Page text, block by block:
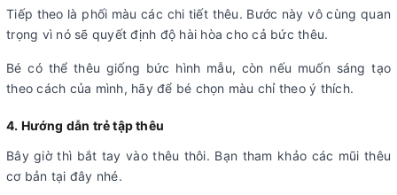
Tiếp theo là phối màu các chi tiết thêu. Bước này vô cùng quan
trọng vì nó sẽ quyết định độ hài hòa cho cả bức thêu.
Bé có thể thêu giống bức hình mẫu, còn nếu muốn sáng tạo
theo cách của mình, hãy để bé chọn màu chỉ theo ý thích.
4. Hướng dẫn trẻ tập thêu
Bây giờ thì bắt tay vào thêu thôi. Bạn tham khảo các mũi thêu
cơ bản tại đây nhé.